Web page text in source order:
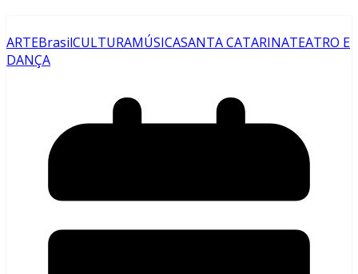
ARTEBrasilCULTURAMÚSICASANTA CATARINATEATRO E
DANÇA